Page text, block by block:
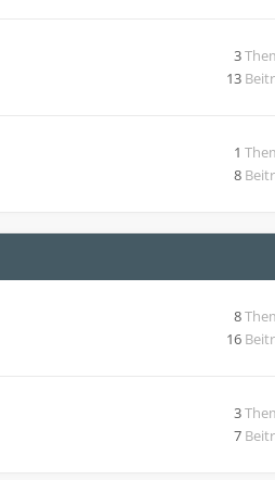
3
13
1
8
8
16
3
7